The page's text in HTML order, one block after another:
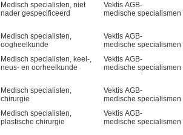
Medisch specialisten, niet
nader gespecificeerd
Vektis AGB-
medische specialismen
Medisch specialisten,
oogheelkunde
Vektis AGB-
medische specialismen
Medisch specialisten, keel-,
neus- en oorheelkunde
Vektis AGB-
medische specialismen
Medisch specialisten,
chirurgie
Vektis AGB-
medische specialismen
Medisch specialisten,
plastische chirurgie
Vektis AGB-
medische specialismen